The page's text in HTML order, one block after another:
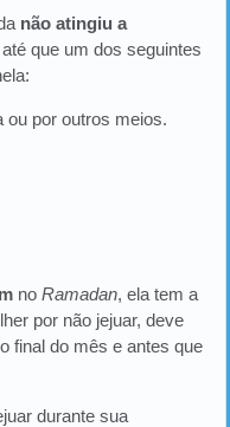
não atingiu a
que um dos seguintes
ou por outros meios.
no Ramadan, ela tem a
por não jejuar, deve
final do mês e antes que
durante sua